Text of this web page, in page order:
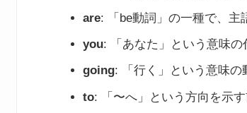
are: 「be動詞」の一種で、主
you: 「あなた」という意味の
going: 「行く」という意味の
to: 「〜へ」という方向を示す